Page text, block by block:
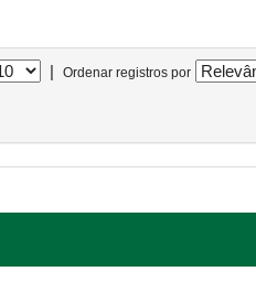
| Ordenar registros por